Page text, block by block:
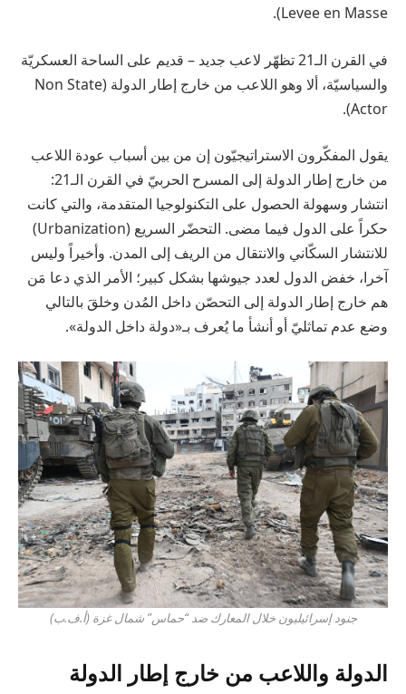
Levee en Masse).
في القرن الـ21 تظهّر لاعب جديد – قديم على الساحة العسكريّة
والسياسيّة، ألا وهو اللاعب من خارج إطار الدولة (Non State
Actor).
يقول المفكّرون الاستراتيجيّون إن من بين أسباب عودة اللاعب
من خارج إطار الدولة إلى المسرح الحربيّ في القرن الـ21:
انتشار وسهولة الحصول على التكنولوجيا المتقدمة، والتي كانت
حكراً على الدول فيما مضى. التحضّر السريع (Urbanization)
للانتشار السكّاني والانتقال من الريف إلى المدن. وأخيراً وليس
آخرا، خفض الدول لعدد جيوشها بشكل كبير؛ الأمر الذي دعا مَن
هم خارج إطار الدولة إلى التحصّن داخل المُدن وخلقَ بالتالي
وضع عدم تماثليّ أو أنشأ ما يُعرف بـ«دولة داخل الدولة».
جنود إسرائيليون خلال المعارك ضد “حماس” شمال غزة (أ.ف.ب)
الدولة واللاعب من خارج إطار الدولة